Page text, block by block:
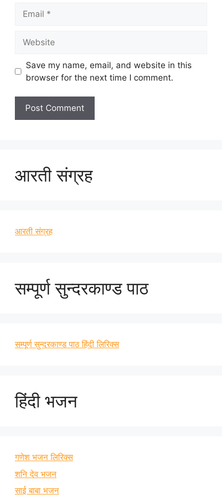
Save my name, email, and website in this
browser for the next time I comment.
आरती संग्रह
आरती संग्रह
सम्पूर्ण सुन्दरकाण्ड पाठ
सम्पूर्ण सुन्दरकाण्ड पाठ हिंदी लिरिक्स
हिंदी भजन
गणेश भजन लिरिक्स
शनि देव भजन
साई बाबा भजन